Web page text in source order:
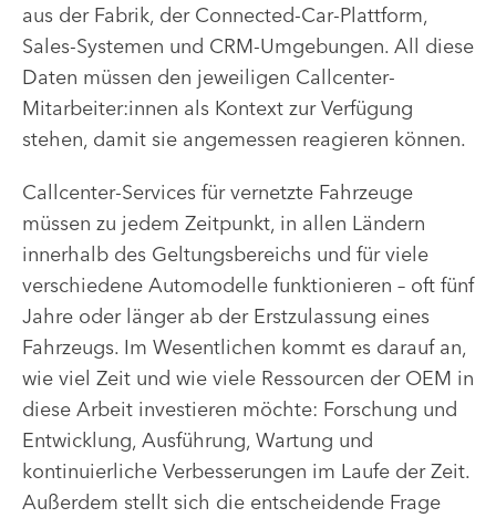
aus der Fabrik, der Connected-Car-Plattform,
Sales-Systemen und CRM-Umgebungen. All diese
Daten müssen den jeweiligen Callcenter-
Mitarbeiter:innen als Kontext zur Verfügung
stehen, damit sie angemessen reagieren können.
Callcenter-Services für vernetzte Fahrzeuge
müssen zu jedem Zeitpunkt, in allen Ländern
innerhalb des Geltungsbereichs und für viele
verschiedene Automodelle funktionieren – oft fünf
Jahre oder länger ab der Erstzulassung eines
Fahrzeugs. Im Wesentlichen kommt es darauf an,
wie viel Zeit und wie viele Ressourcen der OEM in
diese Arbeit investieren möchte: Forschung und
Entwicklung, Ausführung, Wartung und
kontinuierliche Verbesserungen im Laufe der Zeit.
Außerdem stellt sich die entscheidende Frage